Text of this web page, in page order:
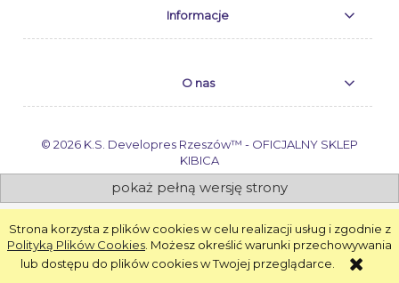
Strona korzysta z plików cookies w celu realizacji usług i zgodnie z
Polityką Plików Cookies . Możesz określić warunki przechowywania
lub dostępu do plików cookies w Twojej przeglądarce.
Informacje
O nas
© 2026 K.S. Developres Rzeszów™ - OFICJALNY SKLEP
KIBICA
pokaż pełną wersję strony